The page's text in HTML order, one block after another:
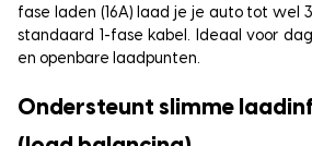
fase laden (16A) laad je je auto tot wel
standaard 1-fase kabel. Ideaal voor
en openbare laadpunten.
Ondersteunt slimme